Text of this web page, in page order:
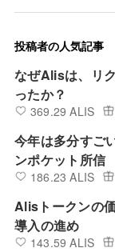
投稿者の人気記事
なぜAlisは、リ
ったか？
369.29 ALIS
今年は多分すご
ンポケット所信
186.23 ALIS
Alisトークンの
導入の進め
143.59 ALIS